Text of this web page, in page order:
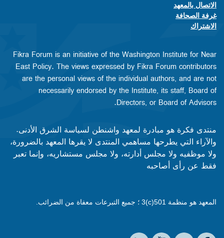
Footer contact links
الاتصال بالمعهد
غرفة الصحافة
الاشتراك
Fikra Forum is an initiative of the Washington Institute for Near
East Policy. The views expressed by Fikra Forum contributors
are the personal views of the individual authors, and are not
necessarily endorsed by the Institute, its staff, Board of
Directors, or Board of Advisors.​​
منتدى فكرة هو مبادرة لمعهد واشنطن لسياسة الشرق الأدنى.
والآراء التي يطرحها مساهمي المنتدى لا يقرها المعهد بالضرورة،
ولا موظفيه ولا مجلس أدارته، ولا مجلس مستشاريه، وإنما تعبر
فقط عن رأى أصاحبه
المعهد هو منظمة 501(c)3 ؛ جميع التبرعات معفاة من الضرائب.